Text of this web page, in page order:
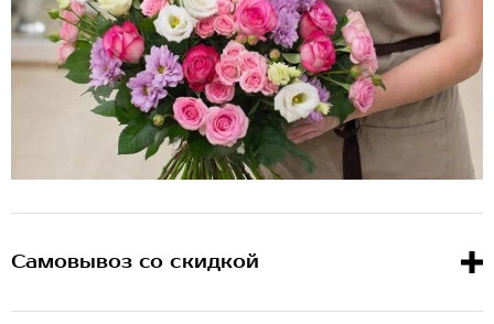
Самовывоз со скидкой